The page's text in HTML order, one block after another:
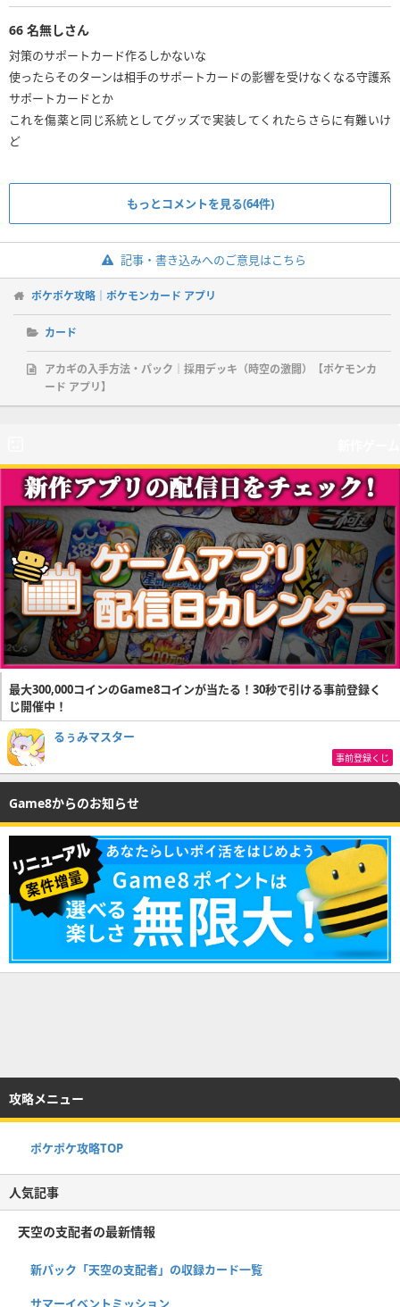
66 名無しさん
対策のサポートカード作るしかないな
使ったらそのターンは相手のサポートカードの影響を受けなくなる守護系
サポートカードとか
これを傷薬と同じ系統としてグッズで実装してくれたらさらに有難いけ
ど
もっとコメントを見る(64件)
記事・書き込みへのご意見はこちら
ポケポケ攻略｜ポケモンカード アプリ
カード
アカギの入手方法・パック｜採用デッキ（時空の激闘）【ポケモンカ
ード アプリ】
最大300,000コインのGame8コインが当たる！30秒で引ける事前登録く
じ開催中！
るぅみマスター
事前登録くじ
Game8からのお知らせ
攻略メニュー
ポケポケ攻略TOP
人気記事
天空の支配者の最新情報
新パック「天空の支配者」の収録カード一覧
サマーイベントミッション